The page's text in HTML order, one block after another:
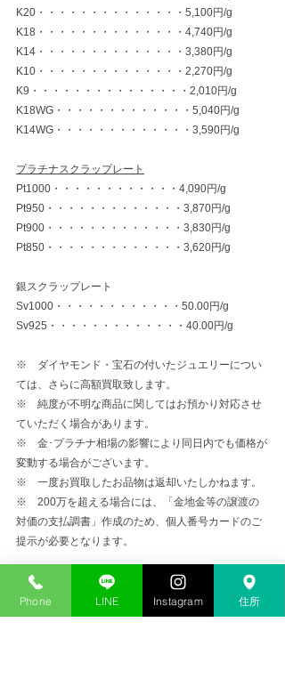
K20・・・・・・・・・・・・・・5,100円/g
K18・・・・・・・・・・・・・・4,740円/g
K14・・・・・・・・・・・・・・3,380円/g
K10・・・・・・・・・・・・・・2,270円/g
K9・・・・・・・・・・・・・・・2,010円/g
K18WG・・・・・・・・・・・・・5,040円/g
K14WG・・・・・・・・・・・・・3,590円/g
プラチナスクラップレート
Pt1000・・・・・・・・・・・・4,090円/g
Pt950・・・・・・・・・・・・・3,870円/g
Pt900・・・・・・・・・・・・・3,830円/g
Pt850・・・・・・・・・・・・・3,620円/g
銀スクラップレート
Sv1000・・・・・・・・・・・・50.00円/g
Sv925・・・・・・・・・・・・・40.00円/g
※　ダイヤモンド・宝石の付いたジュエリーについ
ては、さらに高額買取致します。
※　純度が不明な商品に関してはお預かり対応させ
ていただく場合があります。
※　金･プラチナ相場の影響により同日内でも価格が
変動する場合がございます。
※　一度お買取したお品物は返却いたしかねます。
※　200万を超える場合には、「金地金等の譲渡の
対価の支払調書」作成のため、個人番号カードのご
提示が必要となります。
金プラチナ高価買取
Phone LINE Instagram 住所